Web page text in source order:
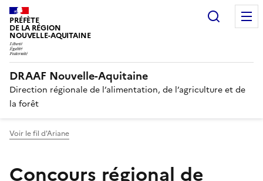
PRÉFÈTE
DE LA RÉGION
NOUVELLE-AQUITAINE
DRAAF Nouvelle-Aquitaine
Direction régionale de l’alimentation, de l’agriculture et de
la forêt
Voir le fil d'Ariane
Concours régional de